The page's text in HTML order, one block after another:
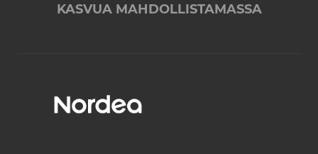
KASVUA MAHDOLLISTAMASSA